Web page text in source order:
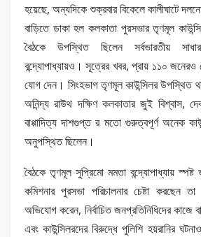
হয়েছে, অন্যদিকে শুক্রবার বিকেলে কালীঘাটে
বাড়িতে ডাকা হল কলকাতা পুরসভার তৃণমূল
বৈঠকে উপস্থিত ছিলেন সর্বভারতীয়
বন্দ্যোপাধ্যায়ও। সূত্রের খবর, প্রায় ১১০ জনেরও
যোগ দেন। সিংহভাগ তৃণমূল কাউন্সিলর উপস্থিত
অনিন্দ্য রাউথ দক্ষিণ কলকাতার জুই বিশ্বাস,
বাপ্পাদিত্য দাশগুপ্ত র মতো গুরুত্বপূর্ণ অনেক
অনুপস্থিত ছিলেন।
বৈঠকে তৃণমূল সুপ্রিমো মমতা বন্দ্যোপাধ্যায় স্পষ্ট
কমিশনার পুরসভা পরিচালনার চেষ্টা করছেন
অভিযোগ করেন, নির্বাচিত জনপ্রতিনিধিদের কাজে
এবং কাউন্সিলরদের বিরুদ্ধে পুলিশি হয়রানির